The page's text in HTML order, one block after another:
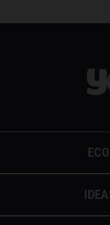
Barómetros de
Economía